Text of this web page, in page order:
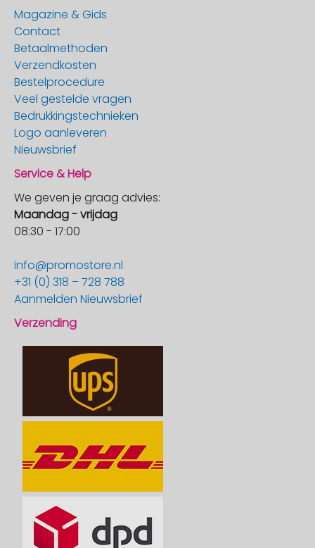
Magazine & Gids
Contact
Betaalmethoden
Verzendkosten
Bestelprocedure
Veel gestelde vragen
Bedrukkingstechnieken
Logo aanleveren
Nieuwsbrief
Service & Help
We geven je graag advies:
Maandag - vrijdag
08:30 - 17:00
info@promostore.nl
+31 (0) 318 – 728 788
Aanmelden Nieuwsbrief
Verzending